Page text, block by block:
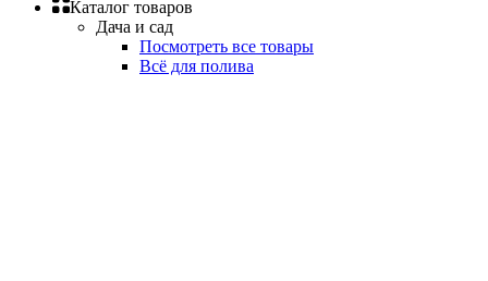
Каталог товаров
Дача и сад
Посмотреть все товары
Всё для полива